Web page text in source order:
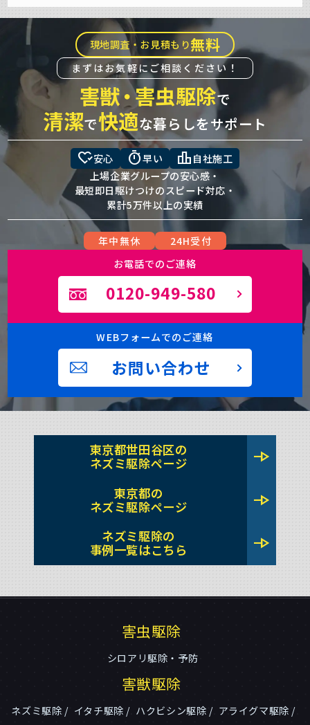
現地調査・お見積もり無料
まずはお気軽にご相談ください！
害獣・害虫駆除で
清潔で快適な暮らしをサポート
heart_check安心 timer早い leaderboard 自社施工
上場企業グループの安心感・
最短即日駆けつけのスピード対応・
累計5万件以上の実績
年中無休
24H受付
お電話でのご連絡
0120-949-580
WEBフォームでのご連絡
お問い合わせ
東京都世田谷区の
ネズミ駆除ページ
line_end_arrow
東京都の
ネズミ駆除ページ
line_end_arrow
ネズミ駆除の
事例一覧はこちら
line_end_arrow
害虫駆除
シロアリ駆除・予防
害獣駆除
ネズミ駆除 イタチ駆除 ハクビシン駆除
アライグマ駆除